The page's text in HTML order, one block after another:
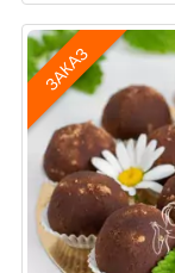
ЗАКАЗ